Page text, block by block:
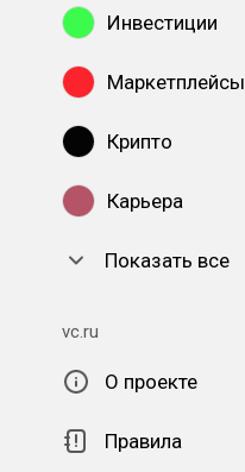
Инвестиции
Маркетплейсы
Крипто
Карьера
Показать все
vc.ru
О проекте
Правила